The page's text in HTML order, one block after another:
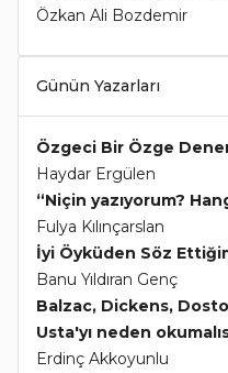
Özkan Ali Bozdemir
Günün Yazarları
Özgeci Bir Özge
Haydar Ergülen
“Niçin yazıyorum?
Fulya Kılınçarslan
İyi Öyküden Söz
Banu Yıldıran Genç
Balzac, Dickens,
Usta'yı neden
Erdinç Akkoyunlu